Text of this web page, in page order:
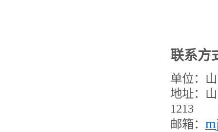
联系方
单位：
地址：
1213
邮箱： m